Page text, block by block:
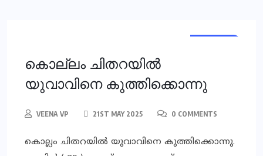
കൊല്ലം ചിതറയില്‍
യുവാവിനെ കുത്തിക്കൊന്നു
VEENA VP 21ST MAY 2025 0 COMMENTS
കൊല്ലം ചിതറയില്‍ യുവാവിനെ കുത്തിക്കൊന്നു.